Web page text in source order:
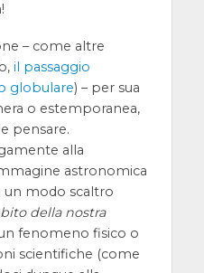
– come altre
il passaggio
globulare) – per sua
o estemporanea,
pensare.
alla
astronomica
un modo scaltro
della nostra
fenomeno fisico o
scientifiche (come